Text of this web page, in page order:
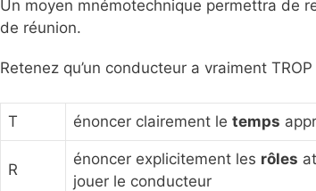
Un moyen mnémotechnique permettra de
de réunion.
Retenez qu’un conducteur a vraiment
T énoncer clairement le temps
R
énoncer explicitement les rôles
jouer le conducteur